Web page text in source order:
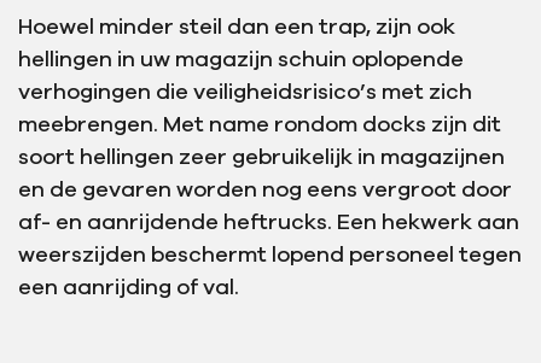
Hoewel minder steil dan een trap, zijn ook
hellingen in uw magazijn schuin oplopende
verhogingen die veiligheidsrisico’s met zich
meebrengen. Met name rondom docks zijn dit
soort hellingen zeer gebruikelijk in magazijnen
en de gevaren worden nog eens vergroot door
af- en aanrijdende heftrucks. Een hekwerk aan
weerszijden beschermt lopend personeel tegen
een aanrijding of val.